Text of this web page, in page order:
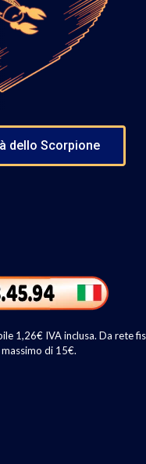
dello Scorpione
1,26€ IVA inclusa. Da rete
di 15€.